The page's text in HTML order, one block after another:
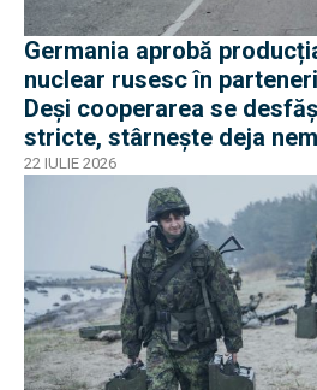
Germania aprobă
nuclear rusesc în
Deși cooperarea se
stricte, stârnește deja
22 IULIE 2026